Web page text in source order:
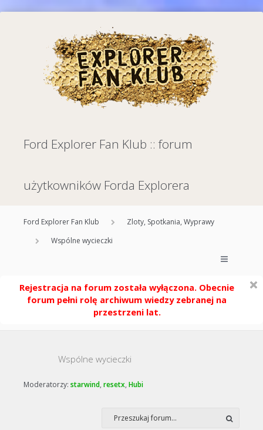
Ford Explorer Fan Klub :: forum
użytkowników Forda Explorera
Ford Explorer Fan Klub
Zloty, Spotkania, Wyprawy
Wspólne wycieczki
Rejestracja na forum została wyłączona. Obecnie
forum pełni rolę archiwum wiedzy zebranej na
przestrzeni lat.
Wspólne wycieczki
Moderatorzy: starwind, resetx, Hubi